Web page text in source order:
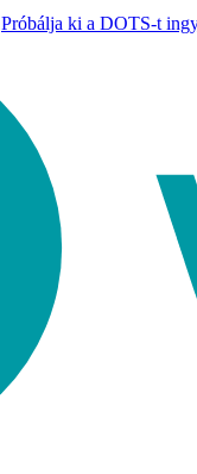
Próbálja ki a DOTS-t